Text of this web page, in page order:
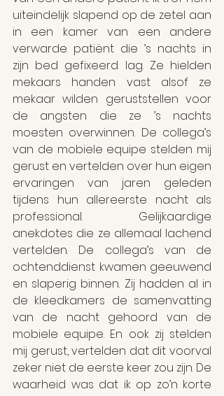
uiteindelijk slapend op de zetel aan
in een kamer van een andere
verwarde patiënt die ’s nachts in
zijn bed gefixeerd lag. Ze hielden
mekaars handen vast alsof ze
mekaar wilden geruststellen voor
de angsten die ze ’s nachts
moesten overwinnen. De collega’s
van de mobiele equipe stelden mij
gerust en vertelden over hun eigen
ervaringen van jaren geleden
tijdens hun allereerste nacht als
professional. Gelijkaardige
anekdotes die ze allemaal lachend
vertelden. De collega’s van de
ochtenddienst kwamen geeuwend
en slaperig binnen. Zij hadden al in
de kleedkamers de samenvatting
van de nacht gehoord van de
mobiele equipe. En ook zij stelden
mij gerust, vertelden dat dit voorval
zeker niet de eerste keer zou zijn. De
waarheid was dat ik op zo’n korte